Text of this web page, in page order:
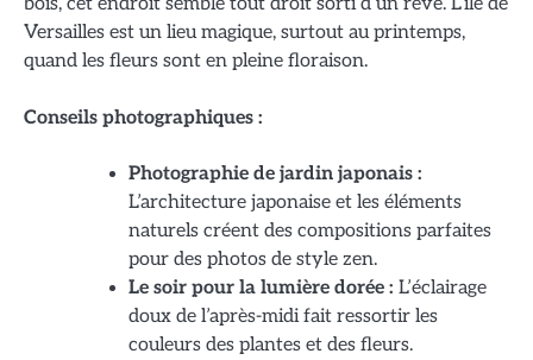
Versailles est un lieu magique, surtout au printemps,
quand les fleurs sont en pleine floraison.
Conseils photographiques :
Photographie de jardin japonais :
L’architecture japonaise et les éléments
naturels créent des compositions parfaites
pour des photos de style zen.
Le soir pour la lumière dorée : L’éclairage
doux de l’après-midi fait ressortir les
couleurs des plantes et des fleurs.